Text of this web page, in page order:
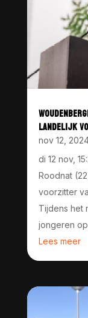
LANDELIJK
nov 12,
di 12 nov,
Roodnat
voorzitter
Tijdens het
jongeren
Lees meer